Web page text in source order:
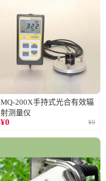
MQ-200X手持式光合有效辐
射测量仪
¥0 ¥0